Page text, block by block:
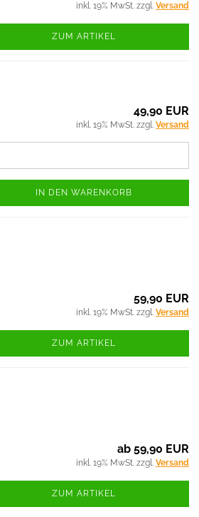
inkl. 19% MwSt. zzgl. Versand
ZUM ARTIKEL
49,90 EUR
inkl. 19% MwSt. zzgl. Versand
IN DEN WARENKORB
59,90 EUR
inkl. 19% MwSt. zzgl. Versand
ZUM ARTIKEL
ab 59,90 EUR
inkl. 19% MwSt. zzgl. Versand
ZUM ARTIKEL